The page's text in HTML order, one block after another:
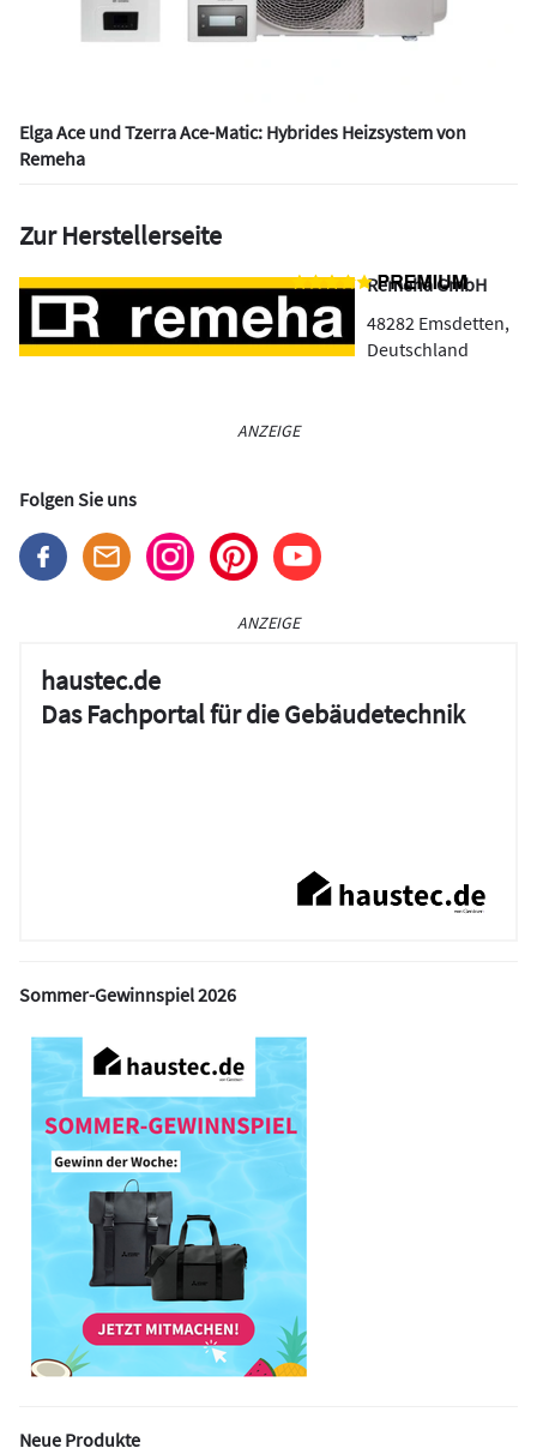
Elga Ace und Tzerra Ace-Matic: Hybrides Heizsystem von
Remeha
Zur Herstellerseite
Remeha GmbH
48282 Emsdetten,
Deutschland
ANZEIGE
Folgen Sie uns
ANZEIGE
haustec.de
Das Fachportal für die Gebäudetechnik
Sommer-Gewinnspiel 2026
Neue Produkte